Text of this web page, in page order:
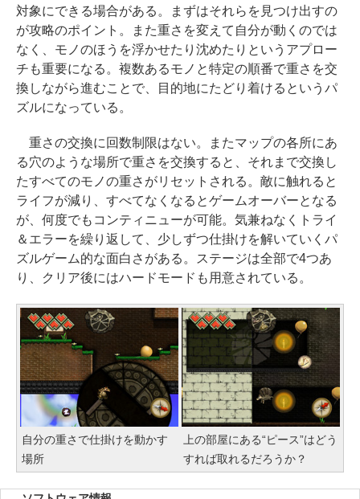
対象にできる場合がある。まずはそれらを見つけ出すの
が攻略のポイント。また重さを変えて自分が動くのでは
なく、モノのほうを浮かせたり沈めたりというアプロー
チも重要になる。複数あるモノと特定の順番で重さを交
換しながら進むことで、目的地にたどり着けるというパ
ズルになっている。
重さの交換に回数制限はない。またマップの各所にあ
る穴のような場所で重さを交換すると、それまで交換し
たすべてのモノの重さがリセットされる。敵に触れると
ライフが減り、すべてなくなるとゲームオーバーとなる
が、何度でもコンティニューが可能。気兼ねなくトライ
＆エラーを繰り返して、少しずつ仕掛けを解いていくパ
ズルゲーム的な面白さがある。ステージは全部で4つあ
り、クリア後にはハードモードも用意されている。
自分の重さで仕掛けを動かす
場所
上の部屋にある“ピース”はどう
すれば取れるだろうか？